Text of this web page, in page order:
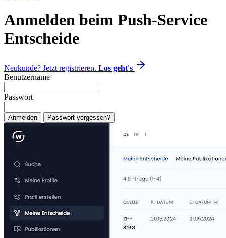
Anmelden beim Push-Service
Entscheide
Neukunde? Jetzt registrieren. Los geht's
Benutzername
Passwort
Anmelden Passwort vergessen?